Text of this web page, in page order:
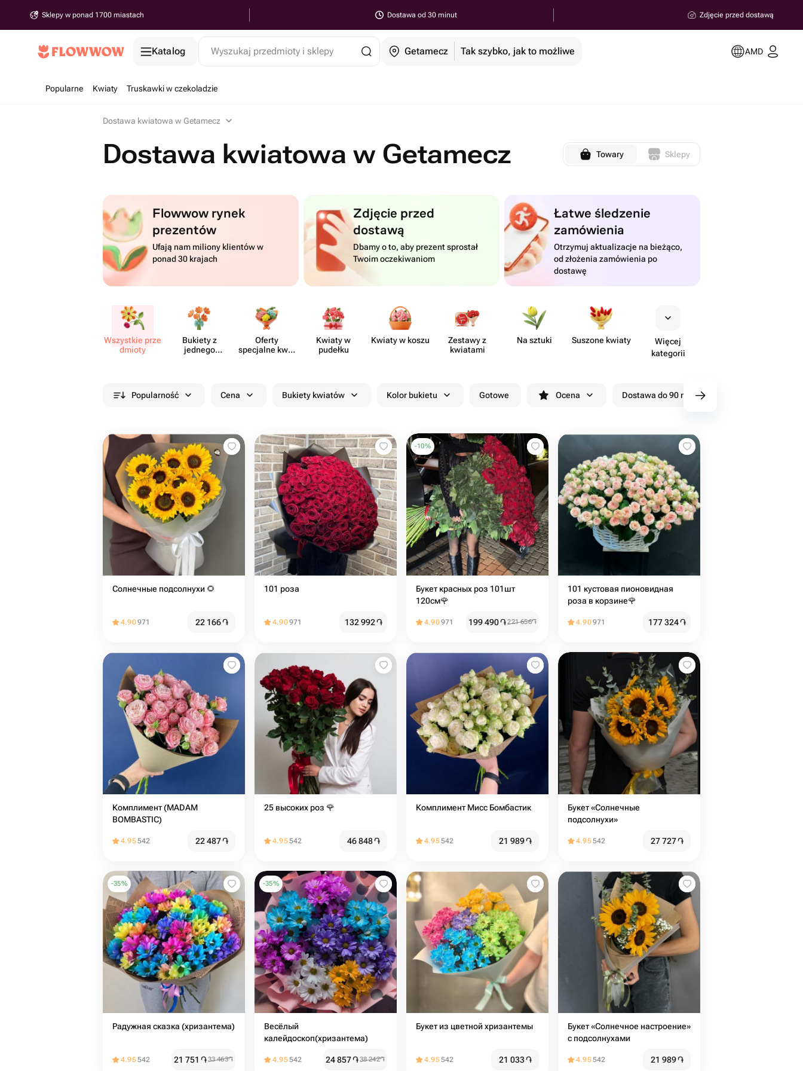
Sklepy w ponad 1700 miastach Dostawa od 30 minut Zdjęcie przed dostawą
Katalog Wyszukaj przedmioty i sklepy Getamecz Tak szybko, jak to możliwe AMD
Popularne Kwiaty Truskawki w czekoladzie
Dostawa kwiatowa w Getamecz
Dostawa kwiatowa w Getamecz Towary Sklepy
Flowwow rynek
prezentów
Ufają nam miliony klientów w
ponad 30 krajach
Zdjęcie przed
dostawą
Dbamy o to, aby prezent sprostał
Twoim oczekiwaniom
Łatwe śledzenie
zamówienia
Otrzymuj aktualizacje na bieżąco,
od złożenia zamówienia po
dostawę
Wszystkie prze​
dmioty
Bukiety z
jednego
Oferty
specjalne kwia​
Kwiaty w
pudełku
Kwiaty w koszu
Zestawy z
kwiatami
Na sztuki Suszone kwiaty
Więcej
kategorii
Popularność Cena Bukiety kwiatów Kolor bukietu Gotowe Ocena Dostawa do 90 minut
Солнечные подсолнухи 🌻
4.90971 22 166֏
101 роза
4.90971 132 992֏
-10%
Букет красных роз 101шт
120см🌹
4.90971 199 490֏221 656֏
101 кустовая пионовидная
роза в корзине🌹
4.90971 177 324֏
Комплимент (MADAM
BOMBASTIC)
4.95542 22 487֏
25 высоких роз 🌹
4.95542 46 848֏
Комплимент Мисс Бомбастик
4.95542 21 989֏
Букет «Солнечные
подсолнухи»
4.95542 27 727֏
-35%
Радужная сказка (хризантема)
4.95542 21 751 ֏33 463֏
-35%
Весёлый
калейдоскоп(хризантема)
4.95542 24 857֏38 242֏
Букет из цветной хризантемы
4.95542 21 033֏
Букет «Солнечное настроение»
с подсолнухами
4.95542 21 989֏